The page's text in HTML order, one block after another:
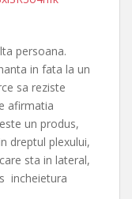
persoana.
in fata la un
sa reziste
afirmatia
un produs,
dreptul plexului,
sta in lateral,
incheietura